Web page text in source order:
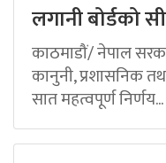
लगानी बोर्डको
काठमाडौं/ नेपाल
कानुनी, प्रशासनिक
सात महत्वपूर्ण निर्णय...